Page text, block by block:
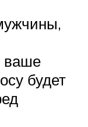
ваше
будет